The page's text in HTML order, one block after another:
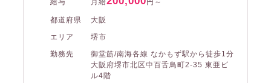
給与 月給 円～
都道府県
大阪
エリア
堺市
勤務先
御堂筋/南海各線 なかもず駅から徒歩1分
大阪府堺市北区中百舌鳥町2-35 東亜ビ
ル4階